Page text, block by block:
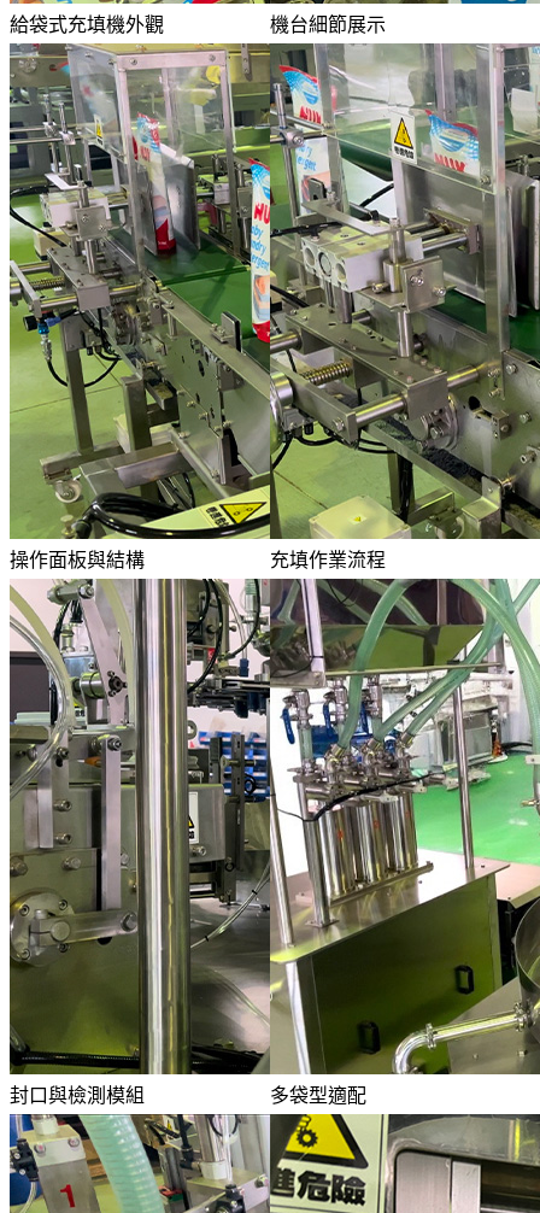
給袋式充填機外觀 機台細節展示
操作面板與結構 充填作業流程
封口與檢測模組 多袋型適配